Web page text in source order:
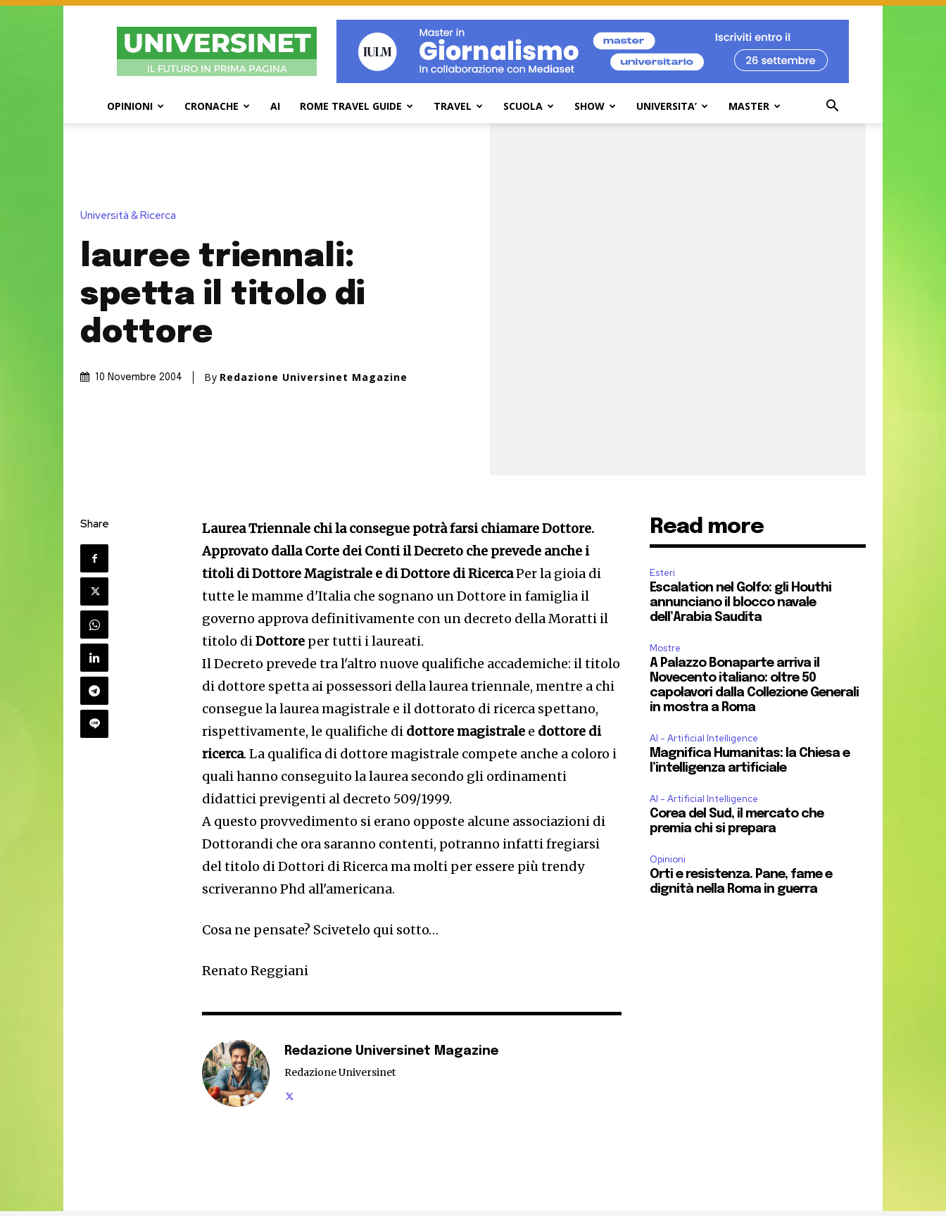
UniversiNet
Magazine
OPINIONI CRONACHE AI ROME TRAVEL GUIDE TRAVEL SCUOLA SHOW UNIVERSITA’ MASTER
Università & Ricerca
lauree triennali:
spetta il titolo di
dottore
10 Novembre 2004 By Redazione Universinet Magazine
Share
Laurea Triennale chi la consegue potrà farsi chiamare Dottore.
Approvato dalla Corte dei Conti il Decreto che prevede anche i
titoli di Dottore Magistrale e di Dottore di RicercaPer la gioia di
tutte le mamme d'Italia che sognano un Dottore in famiglia il
governo approva definitivamente con un decreto della Moratti il
titolo diDottore per tutti i laureati.
Il Decreto prevede tra l'altro nuove qualifiche accademiche: il titolo
di dottore spetta ai possessori della laurea triennale, mentre a chi
consegue la laurea magistrale e il dottorato di ricerca spettano,
rispettivamente, le qualifiche di dottore magistrale e dottore di
ricerca. La qualifica di dottore magistrale compete anche a coloro i
quali hanno conseguito la laurea secondo gli ordinamenti
didattici previgenti al decreto 509/1999.
A questo provvedimento si erano opposte alcune associazioni di
Dottorandi che ora saranno contenti, potranno infatti fregiarsi
del titolo di Dottori di Ricerca ma molti per essere più trendy
scriveranno Phd all'americana.
Cosa ne pensate? Scivetelo qui sotto…
Renato Reggiani
Redazione Universinet Magazine
Redazione Universinet
Read more
Esteri
Escalation nel Golfo: gli Houthi
annunciano il blocco navale
dell’Arabia Saudita
Mostre
A Palazzo Bonaparte arriva il
Novecento italiano: oltre 50
capolavori dalla Collezione Generali
in mostra a Roma
AI - Artificial Intelligence
Magnifica Humanitas: la Chiesa e
l’intelligenza artificiale
AI - Artificial Intelligence
Corea del Sud, il mercato che
premia chi si prepara
Opinioni
Orti e resistenza. Pane, fame e
dignità nella Roma in guerra